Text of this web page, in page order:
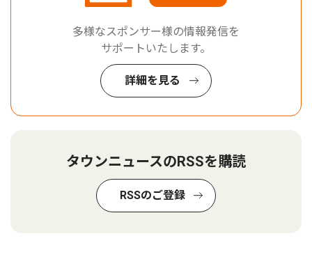
多様なスポンサー様の情報発信を
サポートいたします。
詳細を見る
タウンニュースのRSSを購読
RSSのご登録